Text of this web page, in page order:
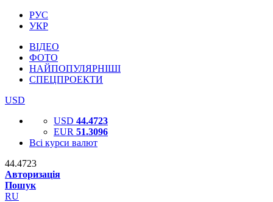
РУС
УКР
ВІДЕО
ФОТО
НАЙПОПУЛЯРНІШІ
СПЕЦПРОЕКТИ
USD
USD 44.4723
EUR 51.3096
Всі курси валют
44.4723
Авторизація
Пошук
RU